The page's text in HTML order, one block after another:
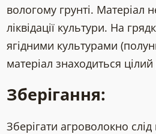
вологому грунті. Матеріал
ліквідації культури. На
ягідними культурами
матеріал знаходиться цілий
Зберігання:
Зберігати агроволокно